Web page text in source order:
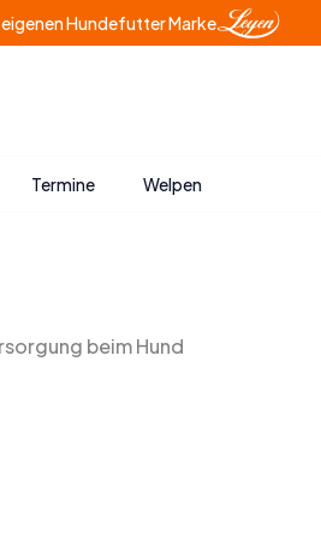
eigenen Hundefutter Marke
Termine Welpen
beim Hund